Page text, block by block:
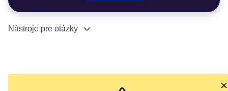
Nástroje pre otázky